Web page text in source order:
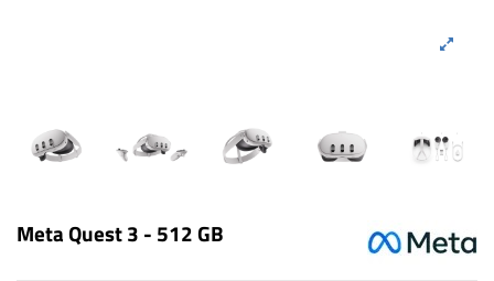
Meta Quest 3 - 512 GB